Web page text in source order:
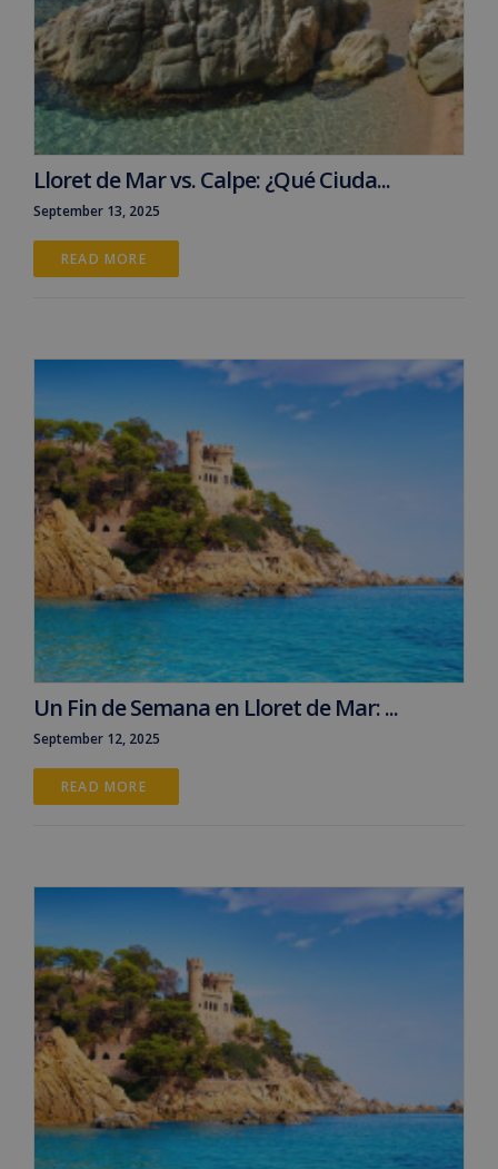
Lloret de Mar vs. Calpe: ¿Qué Ciuda...
September 13, 2025
READ MORE
Un Fin de Semana en Lloret de Mar: ...
September 12, 2025
READ MORE